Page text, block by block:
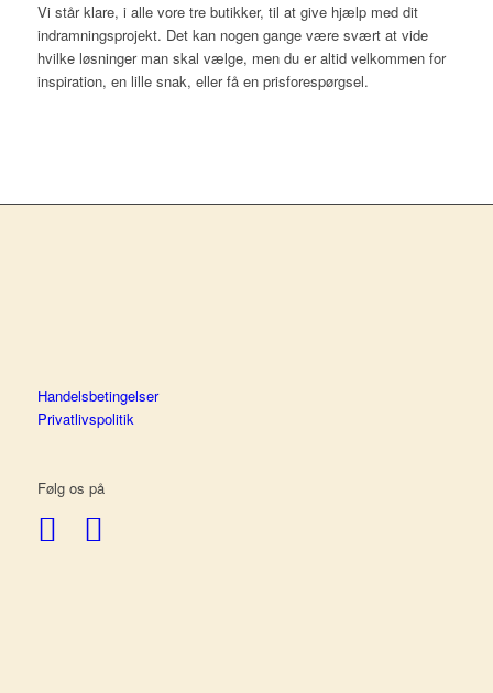
Vi står klare, i alle vore tre butikker, til at give hjælp med dit
indramningsprojekt. Det kan nogen gange være svært at vide
hvilke løsninger man skal vælge, men du er altid velkommen for
inspiration, en lille snak, eller få en prisforespørgsel.
Handelsbetingelser
Privatlivspolitik
Følg os på